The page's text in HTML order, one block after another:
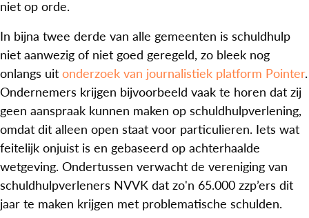
niet op orde.
In bijna twee derde van alle gemeenten is schuldhulp
niet aanwezig of niet goed geregeld, zo bleek nog
onlangs uit onderzoek van journalistiek platform Pointer.
Ondernemers krijgen bijvoorbeeld vaak te horen dat zij
geen aanspraak kunnen maken op schuldhulpverlening,
omdat dit alleen open staat voor particulieren. Iets wat
feitelijk onjuist is en gebaseerd op achterhaalde
wetgeving. Ondertussen verwacht de vereniging van
schuldhulpverleners NVVK dat zo'n 65.000 zzp’ers dit
jaar te maken krijgen met problematische schulden.